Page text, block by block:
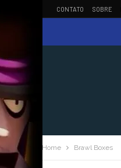
CONTATO SOBRE
Home Brawl Boxes